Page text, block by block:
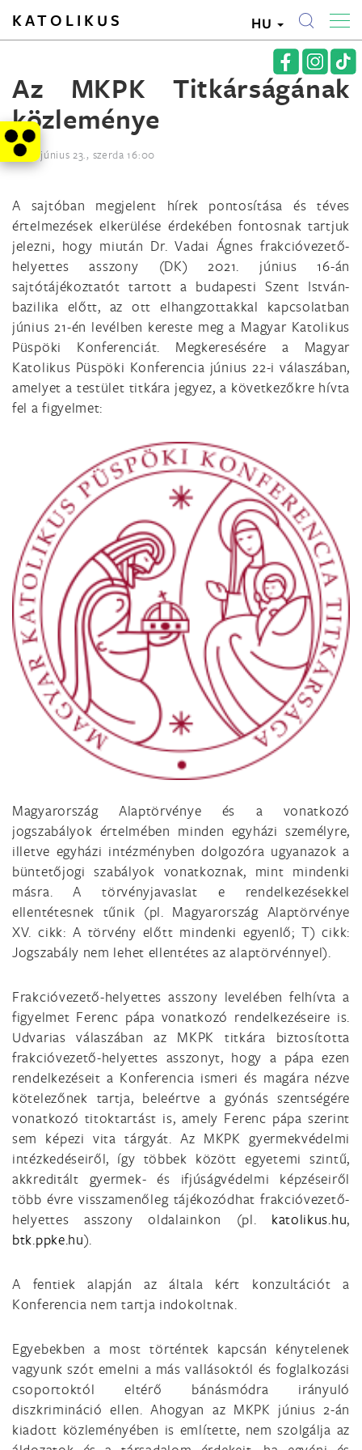
KATOLIKUS HU
Az MKPK Titkárságának
közleménye
2021. június 23., szerda 16:00
A sajtóban megjelent hírek pontosítása és téves
értelmezések elkerülése érdekében fontosnak tartjuk
jelezni, hogy miután Dr. Vadai Ágnes frakcióvezető-
helyettes asszony (DK) 2021. június 16-án
sajtótájékoztatót tartott a budapesti Szent István-
bazilika előtt, az ott elhangzottakkal kapcsolatban
június 21-én levélben kereste meg a Magyar Katolikus
Püspöki Konferenciát. Megkeresésére a Magyar
Katolikus Püspöki Konferencia június 22-i válaszában,
amelyet a testület titkára jegyez, a következőkre hívta
fel a figyelmet:
Magyarország Alaptörvénye és a vonatkozó
jogszabályok értelmében minden egyházi személyre,
illetve egyházi intézményben dolgozóra ugyanazok a
büntetőjogi szabályok vonatkoznak, mint mindenki
másra. A törvényjavaslat e rendelkezésekkel
ellentétesnek tűnik (pl. Magyarország Alaptörvénye
XV. cikk: A törvény előtt mindenki egyenlő; T) cikk:
Jogszabály nem lehet ellentétes az alaptörvénnyel).
Frakcióvezető-helyettes asszony levelében felhívta a
figyelmet Ferenc pápa vonatkozó rendelkezéseire is.
Udvarias válaszában az MKPK titkára biztosította
frakcióvezető-helyettes asszonyt, hogy a pápa ezen
rendelkezéseit a Konferencia ismeri és magára nézve
kötelezőnek tartja, beleértve a gyónás szentségére
vonatkozó titoktartást is, amely Ferenc pápa szerint
sem képezi vita tárgyát. Az MKPK gyermekvédelmi
intézkedéseiről, így többek között egyetemi szintű,
akkreditált gyermek- és ifjúságvédelmi képzéseiről
több évre visszamenőleg tájékozódhat frakcióvezető-
helyettes asszony oldalainkon (pl. katolikus.hu,
btk.ppke.hu).
A fentiek alapján az általa kért konzultációt a
Konferencia nem tartja indokoltnak.
Egyebekben a most történtek kapcsán kénytelenek
vagyunk szót emelni a más vallásoktól és foglalkozási
csoportoktól eltérő bánásmódra irányuló
diszkrimináció ellen. Ahogyan az MKPK június 2-án
kiadott közleményében is említette, nem szolgálja az